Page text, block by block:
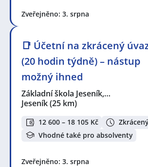
Zveřejněno: 3. srpna
📑 Účetní na zkrácený
(20 hodin týdně) – nástup
možný ihned
Základní škola Jeseník,…
Jeseník(25 km)
12 600 – 18 105 Kč
Vhodné také pro absolventy
Zveřejněno: 3. srpna